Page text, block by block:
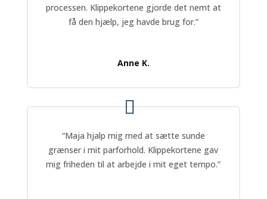
processen. Klippekortene gjorde det nemt at
få den hjælp, jeg havde brug for.”
Anne K.
“Maja hjalp mig med at sætte sunde
grænser i mit parforhold. Klippekortene gav
mig friheden til at arbejde i mit eget tempo.”